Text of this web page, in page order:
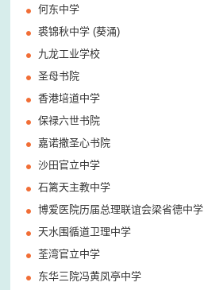
何东中学
裘锦秋中学 (葵涌)
九龙工业学校
圣母书院
香港培道中学
保禄六世书院
嘉诺撒圣心书院
沙田官立中学
石篱天主教中学
博爱医院历届总理联谊会梁省德中学
天水围循道卫理中学
荃湾官立中学
东华三院冯黄凤亭中学